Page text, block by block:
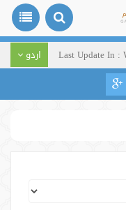
Last Update In : اردو